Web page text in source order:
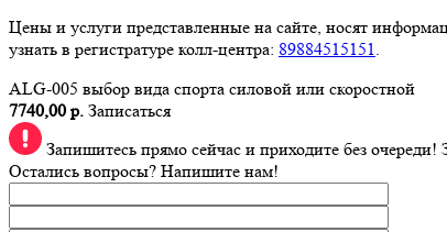
Цены и услуги представленные на сайте, носят
узнать в регистратуре колл-центра: 89884515151.
ALG-005 выбор вида спорта силовой или скоростной
7740,00 р. Записаться
Запишитесь прямо сейчас и приходите без очереди!
Остались вопросы? Напишите нам!